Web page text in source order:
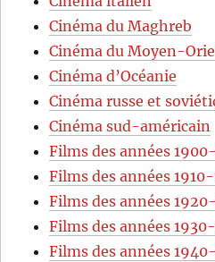
Cinéma du Maghreb
Cinéma du Moyen-
Cinéma d’Océanie
Cinéma russe et
Cinéma sud-américain
Films des années
Films des années
Films des années
Films des années
Films des années